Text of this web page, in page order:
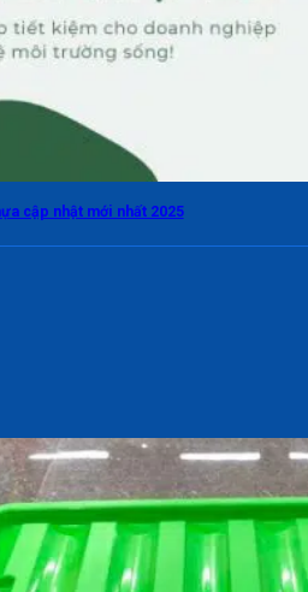
cập nhật mới nhất 2025